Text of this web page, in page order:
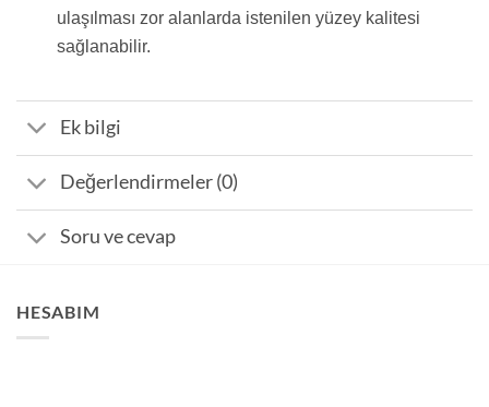
ulaşılması zor alanlarda istenilen yüzey kalitesi
sağlanabilir.
Ek bilgi
Değerlendirmeler (0)
Soru ve cevap
HESABIM